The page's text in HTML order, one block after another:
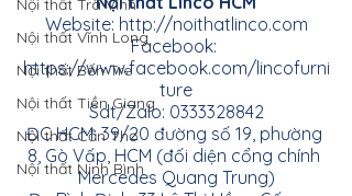
Nội thất Trà Vinh
Nội thất Vĩnh Long
Nội thất Bến Tre
Nội thất Tiền Giang
Nội thất Cần Thơ
Nội thất Ninh Bình
Website: http://noithatlinco.com
Facebook:
https://www.facebook.com/lincofurni
ture
Sdt/Zalo: 0333328842
ĐC HCM: 39/20 đường số 19, phường
8, Gò Vấp, HCM (đối diện cổng chính
Mercedes Quang Trung)